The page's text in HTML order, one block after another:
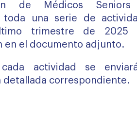
de Médicos
toda una serie de
trimestre de 2025
en el documento adjunto.
actividad se
detallada correspondiente.